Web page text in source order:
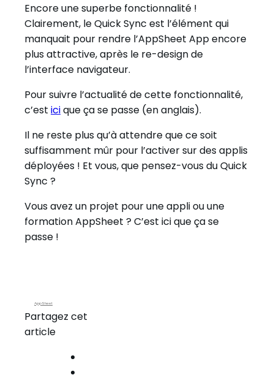
Encore une superbe fonctionnalité !
Clairement, le Quick Sync est l’élément qui
manquait pour rendre l’AppSheet App encore
plus attractive, après le re-design de
l’interface navigateur.
Pour suivre l’actualité de cette fonctionnalité,
c’est icique ça se passe (en anglais).
Il ne reste plus qu’à attendre que ce soit
suffisamment mûr pour l’activer sur des applis
déployées ! Et vous, que pensez-vous du Quick
Sync ?
Vous avez un projet pour une appli ou une
formation AppSheet ? C’est ici que ça se
passe !
AppSheet
Partagez cet
article